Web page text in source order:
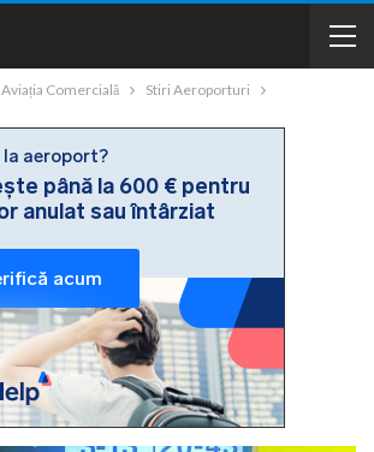
Aviația Comercială Stiri Aeroporturi